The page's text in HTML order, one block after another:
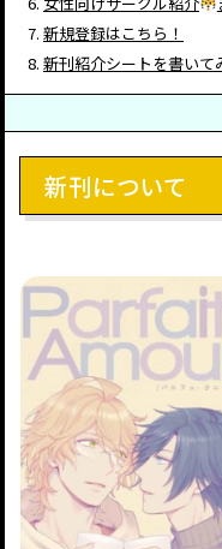
新規登録はこちら！
新刊紹介シートを書いて
新刊について